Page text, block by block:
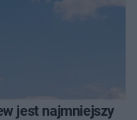
jest najmniejszy